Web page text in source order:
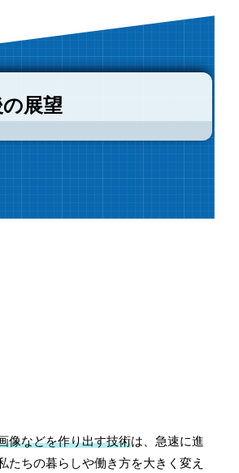
展望
像などを作り出す技術は、急速に進
たちの暮らしや働き方を大きく変え